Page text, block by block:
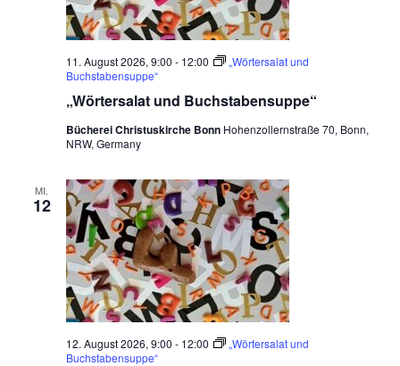
„Wörtersalat und Buchstabensuppe“
11. August 2026, 9:00 - 12:00
„Wörtersalat und
Buchstabensuppe“
Bücherei Christuskirche Bonn Hohenzollernstraße 70, Bonn,
NRW, Germany
MI.
12
12. August 2026, 9:00 - 12:00
„Wörtersalat und
Buchstabensuppe“